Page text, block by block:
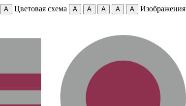
A Цветовая схема A A A A A Изображения